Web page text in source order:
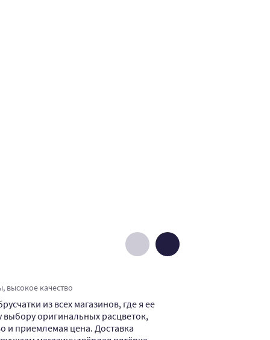
высокое качество
из всех магазинов, где я ее
оригинальных расцветок,
и приемлемая цена. Доставка